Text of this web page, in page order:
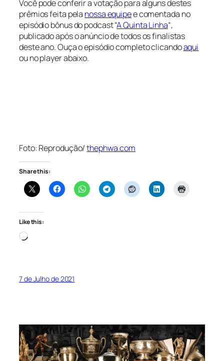
Você pode conferir a votação para alguns destes
prêmios feita pela nossa equipee comentada no
episódio bônus do podcast “A Quinta Linha“,
publicado após o anúncio de todos os finalistas
deste ano. Ouça o episódio completo clicandoaqui
ou no player abaixo.
Foto: Reprodução/thephwa.com
Share this:
Like this:
Loading…
7 de Julho de 2021